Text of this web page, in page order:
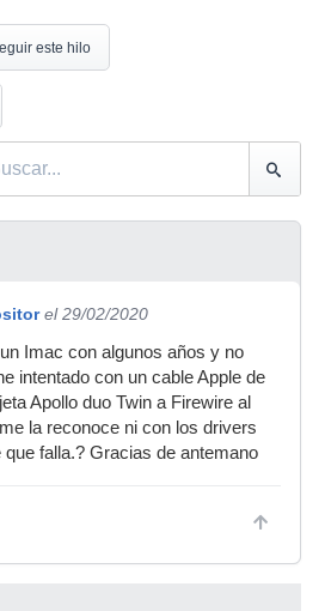
este hilo
el 29/02/2020
Imac con algunos años y no
intentado con un cable Apple de
Apollo duo Twin a Firewire al
la reconoce ni con los drivers
falla.? Gracias de antemano